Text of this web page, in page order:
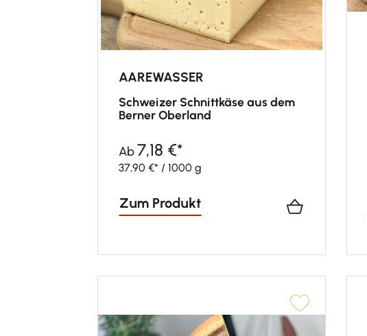
AAREWASSER
Schweizer Schnittkäse aus dem
Berner Oberland
Ab7,18 €*
37,90 €* / 1000 g
Zum Produkt